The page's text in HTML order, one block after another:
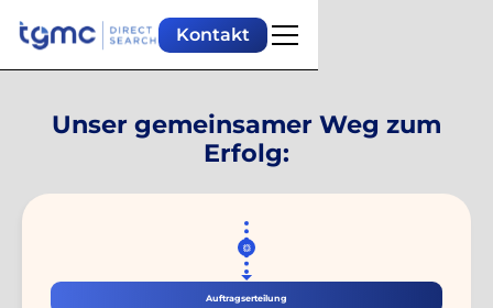
Kontakt
Unser gemeinsamer Weg zum
Erfolg:
Auftragserteilung